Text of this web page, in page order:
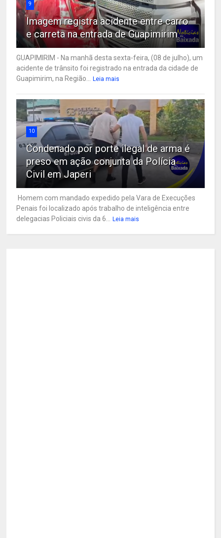
9
Imagem registra acidente entre carro
e carreta na entrada de Guapimirim
GUAPIMIRIM - Na manhã desta sexta-feira, (08 de julho), um
acidente de trânsito foi registrado na entrada da cidade de
Guapimirim, na Região...
Leia mais
10
Condenado por porte ilegal de arma é
preso em ação conjunta da Polícia
Civil em Japeri
Homem com mandado expedido pela Vara de Execuções
Penais foi localizado após trabalho de inteligência entre
delegacias Policiais civis da 6...
Leia mais